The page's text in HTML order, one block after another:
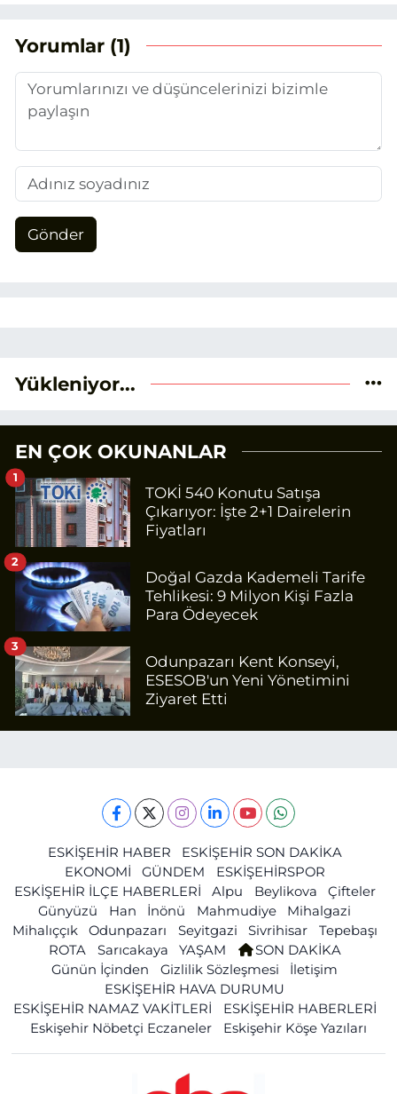
üretiyorum. Haberlerimde güncel
verileri ve okuyucu odaklı yaklaşımı
temel alıyorum.
Yorumlar (1)
Gönder
Yükleniyor...
EN ÇOK OKUNANLAR
TOKİ 540 Konutu Satışa
Çıkarıyor: İşte 2+1 Dairelerin
Fiyatları
1
Doğal Gazda Kademeli Tarife
Tehlikesi: 9 Milyon Kişi Fazla
Para Ödeyecek
2
Odunpazarı Kent Konseyi,
ESESOB'un Yeni Yönetimini
Ziyaret Etti
3
ESKİŞEHİR HABER
ESKİŞEHİR SON DAKİKA
EKONOMİ
GÜNDEM
ESKİŞEHİRSPOR
ESKİŞEHİR İLÇE HABERLERİ
Alpu Beylikova
Çifteler
Günyüzü
Han İnönü Mahmudiye
Mihalgazi
Mihalıççık
Odunpazarı Seyitgazi Sivrihisar
Tepebaşı
ROTA
Sarıcakaya YAŞAM
SON DAKİKA
Günün İçinden
Gizlilik Sözleşmesi
İletişim
ESKİŞEHİR HAVA DURUMU
ESKİŞEHİR NAMAZ VAKİTLERİ
ESKİŞEHİR HABERLERİ
Eskişehir Nöbetçi Eczaneler
Eskişehir Köşe Yazıları